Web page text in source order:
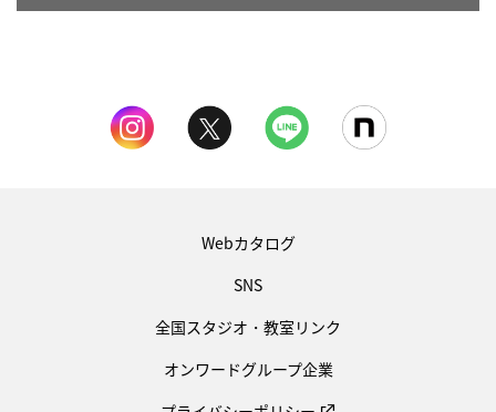
Webカタログ
SNS
全国スタジオ・教室リンク
オンワードグループ企業